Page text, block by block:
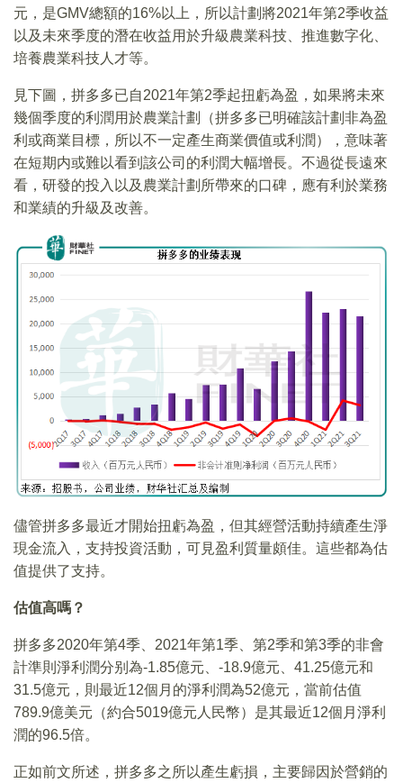
元，是GMV總額的16%以上，所以計劃將2021年第2季收益
以及未來季度的潛在收益用於升級農業科技、推進數字化、
培養農業科技人才等。
見下圖，拼多多已自2021年第2季起扭虧為盈，如果將未來
幾個季度的利潤用於農業計劃（拼多多已明確該計劃非為盈
利或商業目標，所以不一定產生商業價值或利潤），意味著
在短期内或難以看到該公司的利潤大幅增長。不過從長遠來
看，研發的投入以及農業計劃所帶來的口碑，應有利於業務
和業績的升級及改善。
儘管拼多多最近才開始扭虧為盈，但其經營活動持續產生淨
現金流入，支持投資活動，可見盈利質量頗佳。這些都為估
值提供了支持。
估值高嗎？
拼多多2020年第4季、2021年第1季、第2季和第3季的非會
計準則淨利潤分别為-1.85億元、-18.9億元、41.25億元和
31.5億元，則最近12個月的淨利潤為52億元，當前估值
789.9億美元（約合5019億元人民幣）是其最近12個月淨利
潤的96.5倍。
正如前文所述，拼多多之所以產生虧損，主要歸因於營銷的